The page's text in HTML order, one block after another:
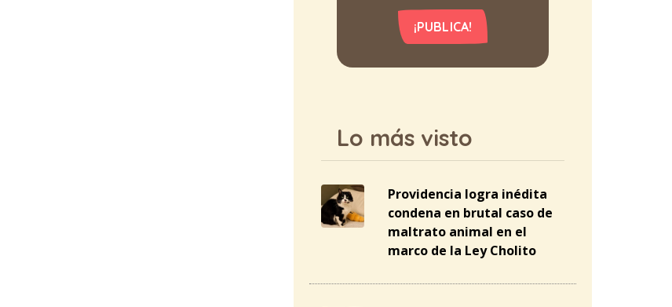
¡PUBLICA!
Lo más visto
Providencia logra inédita
condena en brutal caso de
maltrato animal en el
marco de la Ley Cholito